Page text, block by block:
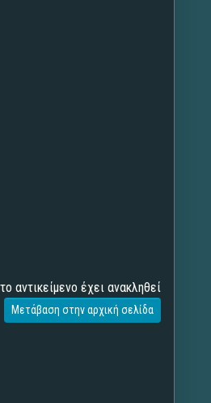
αντικείμενο έχει ανακληθεί
Μετάβαση στην αρχική σελίδα